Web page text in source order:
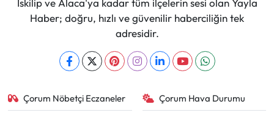
Haber; doğru, hızlı ve güvenilir haberciliğin tek
adresidir.
Çorum Nöbetçi Eczaneler Çorum Hava Durumu